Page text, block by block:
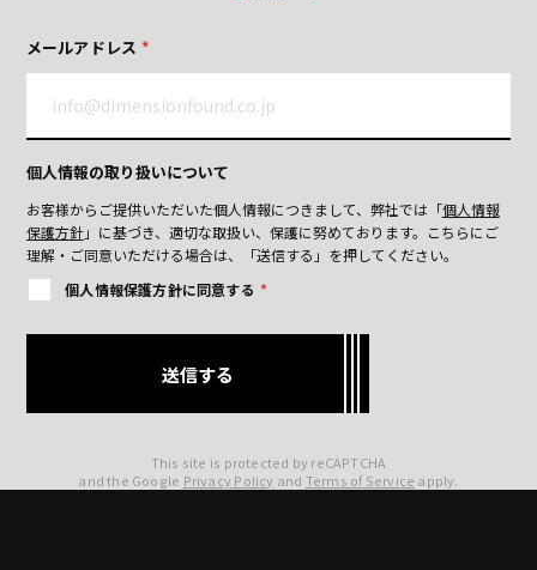
メールアドレス *
個人情報の取り扱いについて
お客様からご提供いただいた個人情報につきまして、弊社では「個人情報
保護方針」に基づき、適切な取扱い、保護に努めております。 こちらにご
理解・ご同意いただける場合は、「送信する」を押してください。
個人情報保護方針に同意する *
This site is protected by reCAPTCHA
and the Google Privacy Policy and Terms of Service apply.